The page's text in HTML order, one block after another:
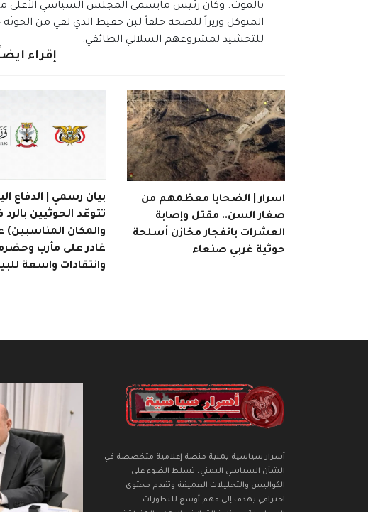
بالموت. وكان رئيس مايسمى المجلس السياسي الأعلى
المتوكل وزيراً للصحة خلفاً لبن حفيظ الذي لقي من
للتحشيد لمشروعهم السلالي الطائفي.
إقراء
اسرار | الضحايا معظمهم من
صغار السن.. مقتل وإصابة
العشرات بانفجار مخازن أسلحة
حوثية غربي صنعاء
بيان رسمي | الدفاع
تتوعّد الحوثيين بالرد
والمكان
غادر على مأرب
وانتقادات واسعة
أسرار سياسية يمنية منصة إعلامية متخصصة في
الشأن السياسي اليمني، تسلط الضوء على
الكواليس والتحليلات العميقة وتقدم محتوى
احترافي يهدف إلى فهم أوسع للتطورات